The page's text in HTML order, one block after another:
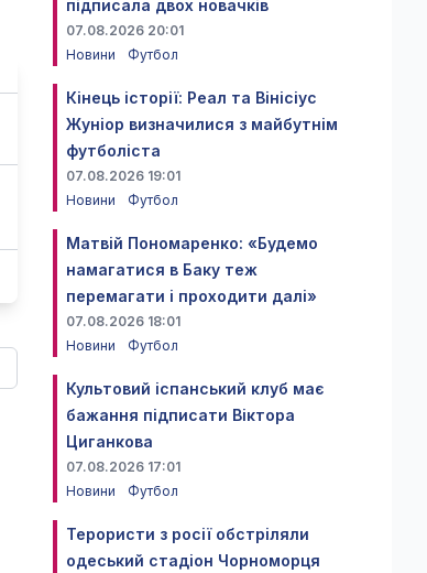
підписала двох новачків
07.08.2026 20:01
Новини
Футбол
Кінець історії: Реал та Вінісіус
Жуніор визначилися з майбутнім
футболіста
07.08.2026 19:01
Новини
Футбол
Матвій Пономаренко: «Будемо
намагатися в Баку теж
перемагати і проходити далі»
07.08.2026 18:01
Новини
Футбол
Культовий іспанський клуб має
бажання підписати Віктора
Циганкова
07.08.2026 17:01
Новини
Футбол
Терористи з росії обстріляли
одеський стадіон Чорноморця